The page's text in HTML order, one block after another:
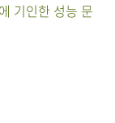
기인한 성능 문